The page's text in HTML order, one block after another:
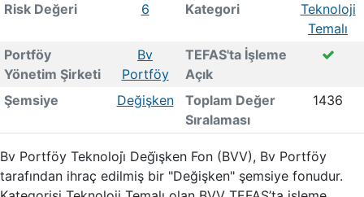
Risk Değeri 6 Kategori
Teknoloji
Temalı
Portföy
Yönetim Şirketi
Bv
Portföy
TEFAS'ta İşleme
Açık
Şemsiye
Değişken
Toplam Değer
Sıralaması
1436
Bv Portföy Teknoloji̇ Deği̇şken Fon (BVV), Bv Portföy
tarafından ihraç edilmiş bir "Değişken" şemsiye fonudur.